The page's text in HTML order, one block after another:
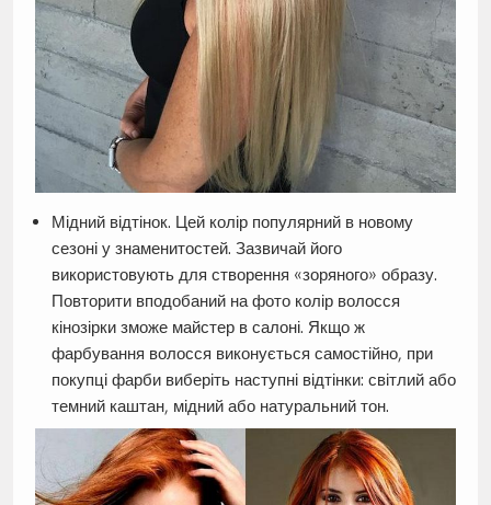
Мідний відтінок. Цей колір популярний в новому
сезоні у знаменитостей. Зазвичай його
використовують для створення «зоряного» образу.
Повторити вподобаний на фото колір волосся
кінозірки зможе майстер в салоні. Якщо ж
фарбування волосся виконується самостійно, при
покупці фарби виберіть наступні відтінки: світлий або
темний каштан, мідний або натуральний тон.